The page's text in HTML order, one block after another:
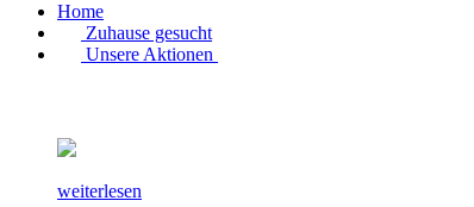
Home
Zuhause gesucht
Unsere Aktionen
weiterlesen